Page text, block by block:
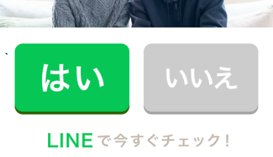
記事全文を見る
お掃除
30代 共働き 育児休暇中
いつもお家がキレイなママ友がCaSyを使って
記事全文を見る